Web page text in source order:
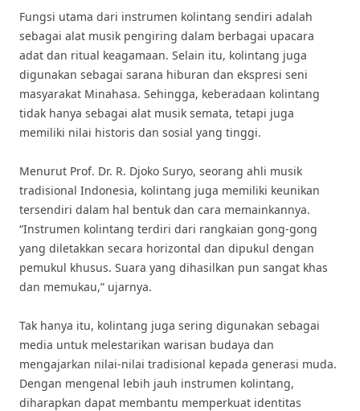
Fungsi utama dari instrumen kolintang sendiri adalah
sebagai alat musik pengiring dalam berbagai upacara
adat dan ritual keagamaan. Selain itu, kolintang juga
digunakan sebagai sarana hiburan dan ekspresi seni
masyarakat Minahasa. Sehingga, keberadaan kolintang
tidak hanya sebagai alat musik semata, tetapi juga
memiliki nilai historis dan sosial yang tinggi.
Menurut Prof. Dr. R. Djoko Suryo, seorang ahli musik
tradisional Indonesia, kolintang juga memiliki keunikan
tersendiri dalam hal bentuk dan cara memainkannya.
“Instrumen kolintang terdiri dari rangkaian gong-gong
yang diletakkan secara horizontal dan dipukul dengan
pemukul khusus. Suara yang dihasilkan pun sangat khas
dan memukau,” ujarnya.
Tak hanya itu, kolintang juga sering digunakan sebagai
media untuk melestarikan warisan budaya dan
mengajarkan nilai-nilai tradisional kepada generasi muda.
Dengan mengenal lebih jauh instrumen kolintang,
diharapkan dapat membantu memperkuat identitas